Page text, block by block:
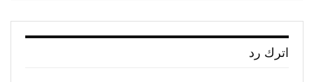
اترك رد